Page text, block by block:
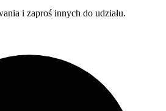
i zaproś innych do udziału.